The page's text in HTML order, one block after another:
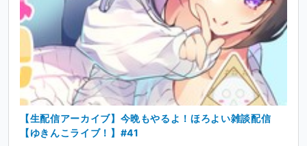
【生配信アーカイブ】今晩もやるよ！ほろよい雑談配信
【ゆきんこライブ！】#41